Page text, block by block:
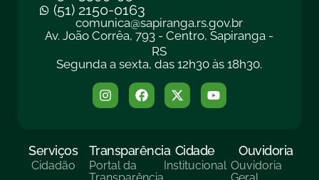
(51) 2150-0163
comunica@sapiranga.rs.gov.br
Av. João Corrêa, 793 - Centro, Sapiranga -
RS
Segunda a sexta, das 12h30 às 18h30.
Serviços
Cidadão
Transparência
Portal da
Cidade
Institucional
Ouvidoria
Ouvidoria